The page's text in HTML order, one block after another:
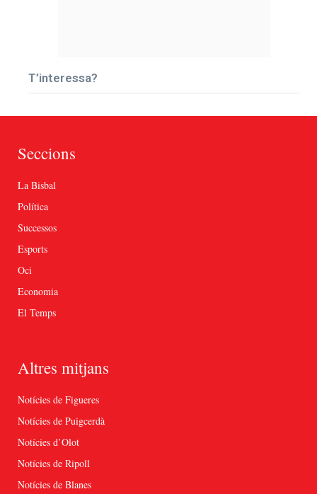
T’interessa?
Seccions
La Bisbal
Política
Successos
Esports
Oci
Economia
El Temps
Altres mitjans
Notícies de Figueres
Notícies de Puigcerdà
Notícies d’Olot
Notícies de Ripoll
Notícies de Blanes